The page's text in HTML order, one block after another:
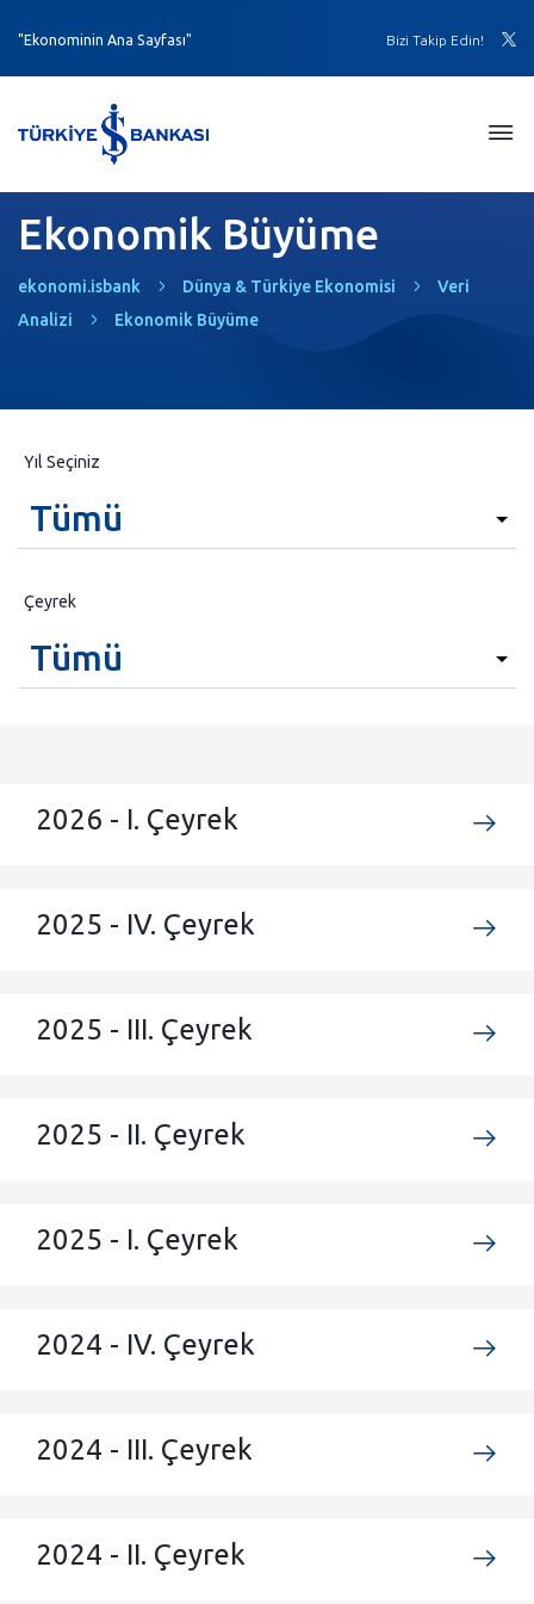
"Ekonominin Ana Sayfası" Bizi Takip Edin!
Ekonomik Büyüme
ekonomi.isbank Dünya & Türkiye Ekonomisi
Veri
Analizi
Ekonomik Büyüme
Yıl Seçiniz
Çeyrek
2026 - I. Çeyrek
2025 - IV. Çeyrek
2025 - III. Çeyrek
2025 - II. Çeyrek
2025 - I. Çeyrek
2024 - IV. Çeyrek
2024 - III. Çeyrek
2024 - II. Çeyrek